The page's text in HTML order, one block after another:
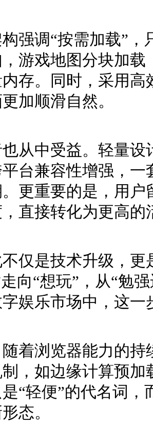
调“按需加载”，
游戏地图分块加
存。同时，采用
加顺滑自然。
中受益。轻量设
台兼容性增强，
。更重要的是，用
直接转化为更高的
是技术升级，更
向“想玩”，从“勉
娱乐市场中，这一
浏览器能力的持
，如边缘计算预
“轻便”的代名词
态。